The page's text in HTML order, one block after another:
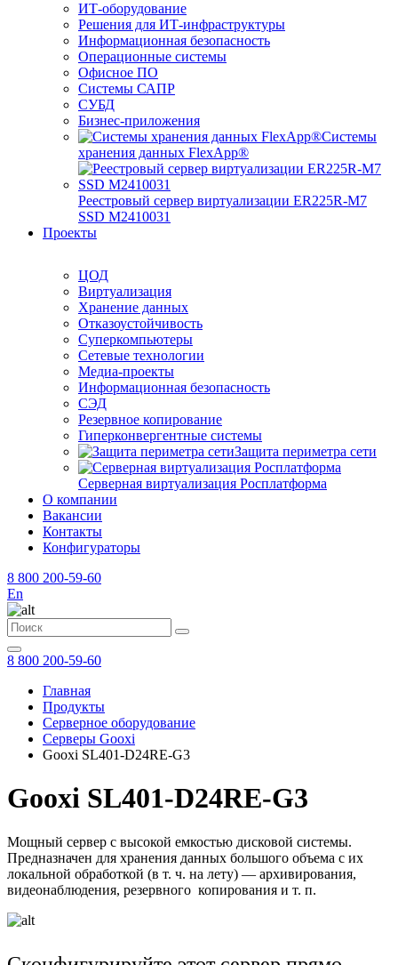
ИТ-оборудование
Решения для ИТ-инфраструктуры
Информационная безопасность
Операционные системы
Офисное ПО
Системы САПР
СУБД
Бизнес-приложения
Системы
хранения данных FlexApp®
Реестровый сервер виртуализации ER225R-M7
SSD М2410031
Проекты
ЦОД
Виртуализация
Хранение данных
Отказоустойчивость
Суперкомпьютеры
Сетевые технологии
Медиа-проекты
Информационная безопасность
СЭД
Резервное копирование
Гиперконвергентные системы
Защита периметра сети
Серверная виртуализация Росплатформа
О компании
Вакансии
Контакты
Конфигураторы
8 800 200-59-60
En
8 800 200-59-60
Главная
Продукты
Серверное оборудование
Серверы Gooxi
Gooxi SL401-D24RE-G3
Gooxi SL401-D24RE-G3
Мощный сервер с высокой емкостью дисковой системы.
Предназначен для хранения данных большого объема с их
локальной обработкой (в т. ч. на лету) — архивирования,
видеонаблюдения, резервного копирования и т. п.